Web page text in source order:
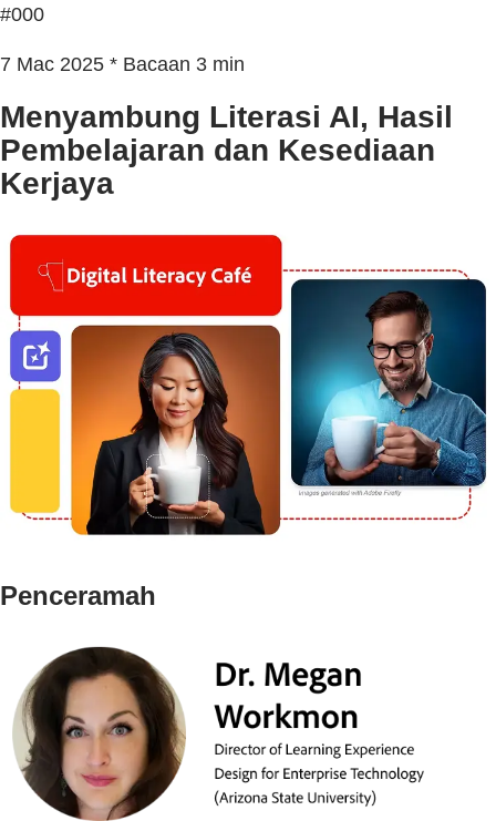
#000
7 Mac 2025 * Bacaan 3 min
Menyambung Literasi AI, Hasil
Pembelajaran dan Kesediaan
Kerjaya
Penceramah